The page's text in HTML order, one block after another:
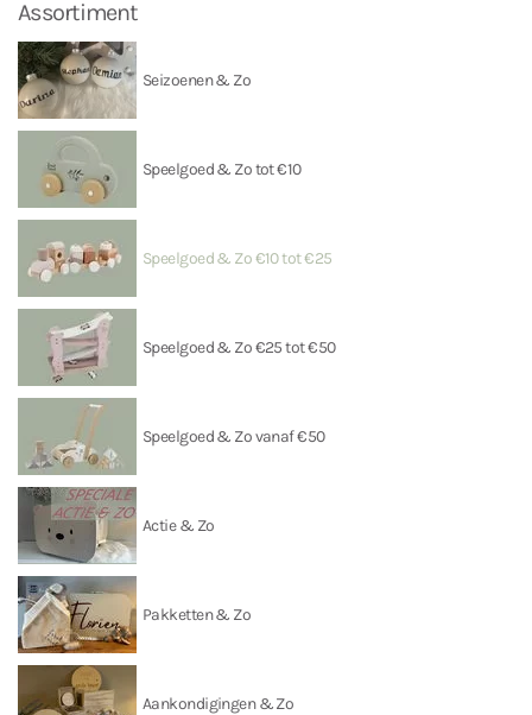
Assortiment
Seizoenen & Zo
Speelgoed & Zo tot €10
Speelgoed & Zo €10 tot €25
Speelgoed & Zo €25 tot €50
Speelgoed & Zo vanaf €50
Actie & Zo
Pakketten & Zo
Aankondigingen & Zo